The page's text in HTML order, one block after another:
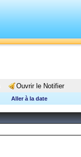
Ouvrir le Notifier
Aller à la date